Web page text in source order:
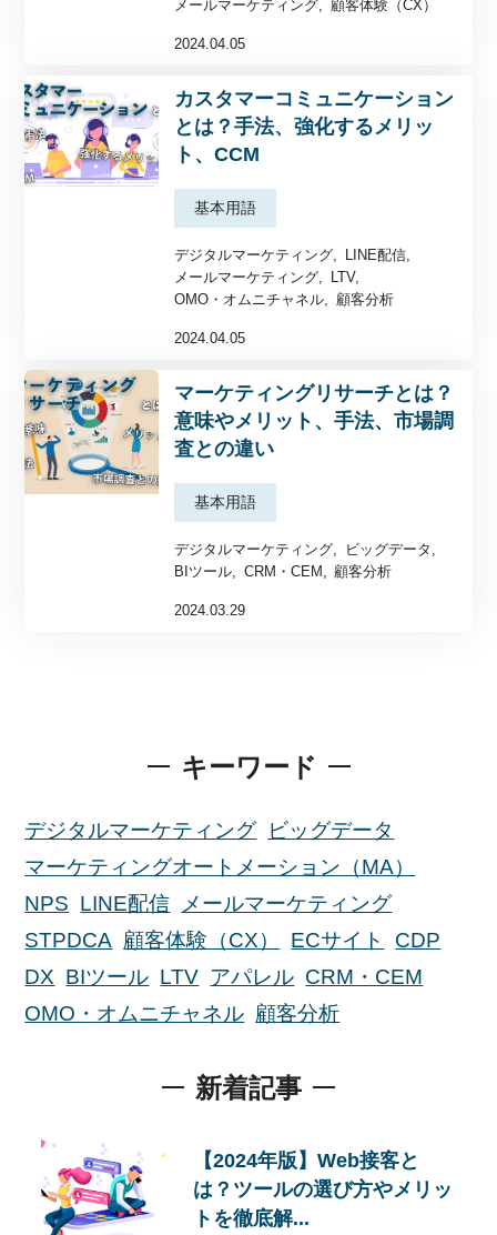
メールマーケティング 顧客体験（CX）
2024.04.05
カスタマーコミュニケーション
とは？手法、強化するメリッ
ト、CCM
基本用語
デジタルマーケティング
LINE配信
メールマーケティング
LTV
OMO・オムニチャネル
顧客分析
2024.04.05
マーケティングリサーチとは？
意味やメリット、手法、市場調
査との違い
基本用語
デジタルマーケティング
ビッグデータ
BIツール
CRM・CEM 顧客分析
2024.03.29
キーワード
デジタルマーケティング
ビッグデータ
マーケティングオートメーション（MA）
NPS LINE配信
メールマーケティング
STPDCA 顧客体験（CX） ECサイト
CDP
DX BIツール LTV アパレル CRM・CEM
OMO・オムニチャネル 顧客分析
新着記事
【2024年版】Web接客と
は？ツールの選び方やメリッ
トを徹底解...